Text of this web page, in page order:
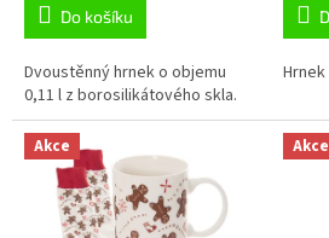
Do košíku
Dvoustěnný hrnek o objemu
0,11 l z borosilikátového skla.
Akce Akce